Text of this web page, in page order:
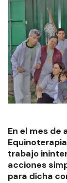
En el mes de
trabajo
acciones
para dicha